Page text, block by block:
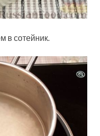
в сотейник.